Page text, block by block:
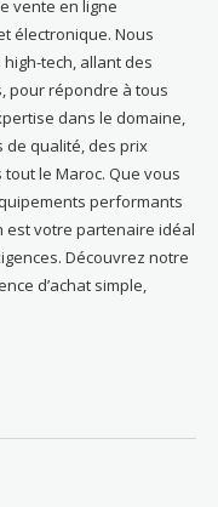
vente en ligne
électronique. Nous
tech, allant des
pour répondre à tous
dans le domaine,
qualité, des prix
le Maroc. Que vous
performants
est votre partenaire idéal
Découvrez notre
d’achat simple,